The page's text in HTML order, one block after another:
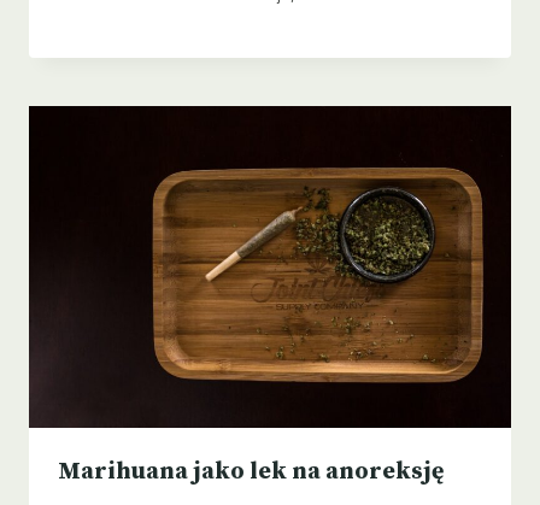
Marihuana jako lek na anoreksję